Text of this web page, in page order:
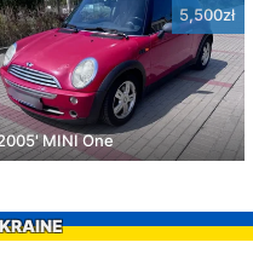
5,500zł
MINI One